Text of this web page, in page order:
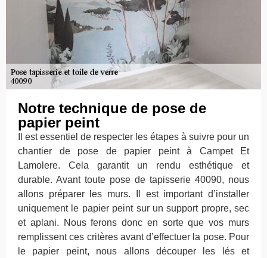
Notre technique de pose de
papier peint
Il est essentiel de respecter les étapes à suivre pour un
chantier de pose de papier peint à Campet Et
Lamolere. Cela garantit un rendu esthétique et
durable. Avant toute pose de tapisserie 40090, nous
allons préparer les murs. Il est important d’installer
uniquement le papier peint sur un support propre, sec
et aplani. Nous ferons donc en sorte que vos murs
remplissent ces critères avant d’effectuer la pose. Pour
le papier peint, nous allons découper les lés et